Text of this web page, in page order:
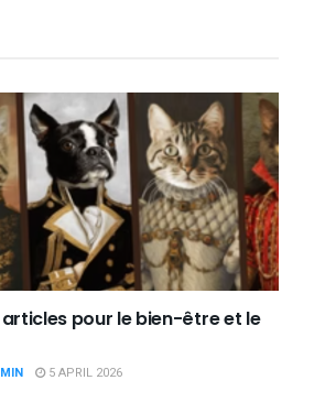
pour le bien-être et le
5 APRIL 2026